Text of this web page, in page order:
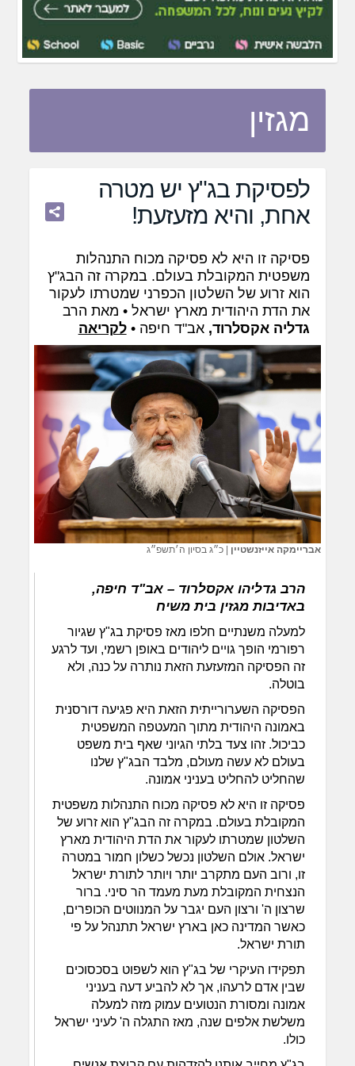
מגזין
לפסיקת בג"ץ יש מטרה
אחת, והיא מזעזעת!
פסיקה זו היא לא פסיקה מכוח התנהלות
משפטית המקובלת בעולם. במקרה זה הבג"ץ
הוא זרוע של השלטון הכפרני שמטרתו לעקור
את הדת היהודית מארץ ישראל • מאת הרב
גדליה אקסלרוד, אב"ד חיפה •לקריאה
אבריימקה אייזנשטיין |כ״ג בסיון ה׳תשפ״ג
הרב גדליהו אקסלרוד – אב"ד חיפה,
באדיבות מגזין בית משיח
למעלה משנתיים חלפו מאז פסיקת בג"ץ שגיור
רפורמי הופך גויים ליהודים באופן רשמי, ועד לרגע
זה הפסיקה המזעזעת הזאת נותרה על כנה, ולא
בוטלה.
הפסיקה השערורייתית הזאת היא פגיעה דורסנית
באמונה היהודית מתוך המעטפה המשפטית
כביכול. זהו צעד בלתי הגיוני שאף בית משפט
בעולם לא עשה מעולם, מלבד הבג"ץ שלנו
שהחליט להחליט בעניני אמונה.
פסיקה זו היא לא פסיקה מכוח התנהלות משפטית
המקובלת בעולם. במקרה זה הבג"ץ הוא זרוע של
השלטון שמטרתו לעקור את הדת היהודית מארץ
ישראל. אולם השלטון נכשל כשלון חמור במטרה
זו, ורוב העם מתקרב יותר ויותר לתורת ישראל
הנצחית המקובלת מעת מעמד הר סיני. ברור
שרצון ה' ורצון העם יגבר על המנווטים הכופרים,
כאשר המדינה כאן בארץ ישראל תתנהל על פי
תורת ישראל.
תפקידו העיקרי של בג"ץ הוא לשפוט בסכסוכים
שבין אדם לרעהו, אך לא להביע דעה בעניני
אמונה ומסורת הנטועים עמוק מזה למעלה
משלשת אלפים שנה, מאז התגלה ה' לעיני ישראל
כולו.